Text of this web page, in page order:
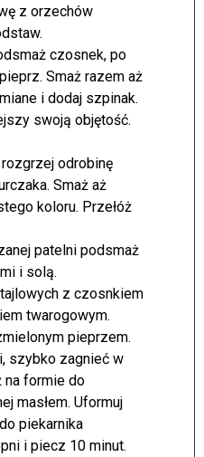
z orzechów
czosnek, po
Smaż razem aż
i dodaj szpinak.
swoją objętość.
odrobinę
Smaż aż
koloru. Przełóż
patelni podsmaż
i solą.
z czosnkiem
twarogowym.
pieprzem.
szybko zagnieć w
na formie do
masłem. Uformuj
piekarnika
i piecz 10 minut.